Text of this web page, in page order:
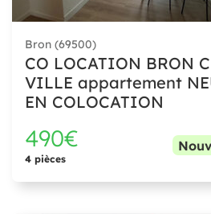
Bron (69500)
CO LOCATION BRON
VILLE appartement
EN COLOCATION
490€
4 pièces